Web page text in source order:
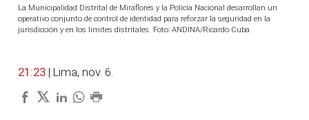
La Municipalidad Distrital de Miraflores y la Policía Nacional desarrollan un
operativo conjunto de control de identidad para reforzar la seguridad en la
jurisdicción y en los limites distritales. Foto: ANDINA/Ricardo Cuba
21:23 | Lima, nov. 6.